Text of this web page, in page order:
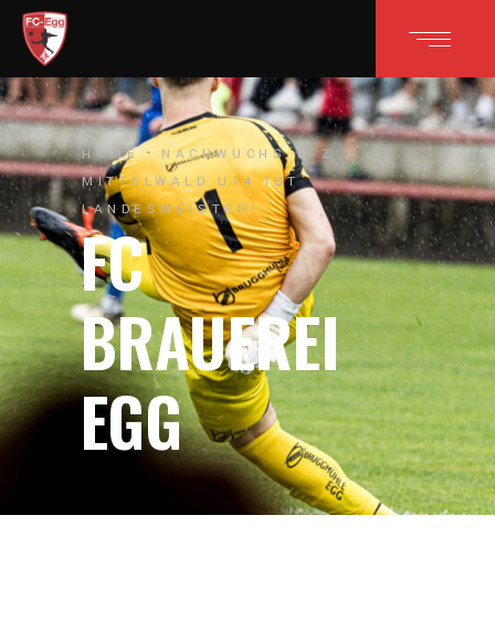
HOME NACHWUCHS
FZ
MITTELWALD U14 IST
LANDESMEISTER!
FC
BRAUEREI
EGG